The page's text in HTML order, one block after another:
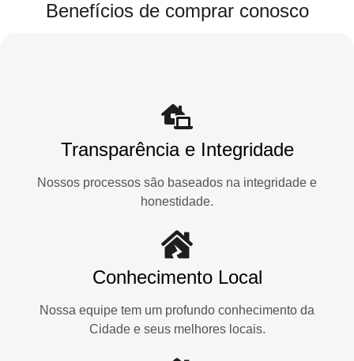
Benefícios de comprar conosco
Transparência e Integridade
Nossos processos são baseados na integridade e
honestidade.
Conhecimento Local
Nossa equipe tem um profundo conhecimento da
Cidade e seus melhores locais.